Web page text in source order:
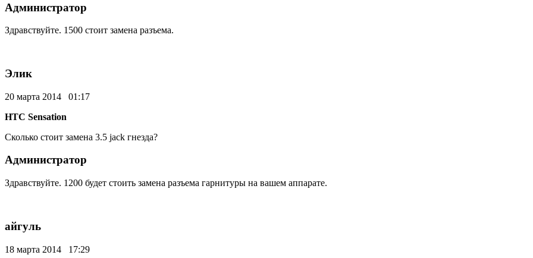
Администратор
Здравствуйте. 1500 стоит замена разъема.
Элик
20 марта 2014 01:17
HTC Sensation
Сколько стоит замена 3.5 jack гнезда?
Администратор
Здравствуйте. 1200 будет стоить замена разъема гарнитуры на вашем аппарате.
айгуль
18 марта 2014 17:29